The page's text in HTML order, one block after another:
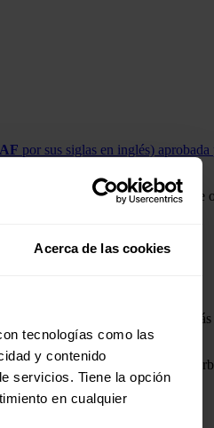
Acerca de las cookies
tecnologías como las
y contenido
servicios. Tiene la opción
en cualquier
por sus siglas en inglés)
ecológicos a los aviones que
y asegura que es "la solución
sólo representaba el 0,1% del